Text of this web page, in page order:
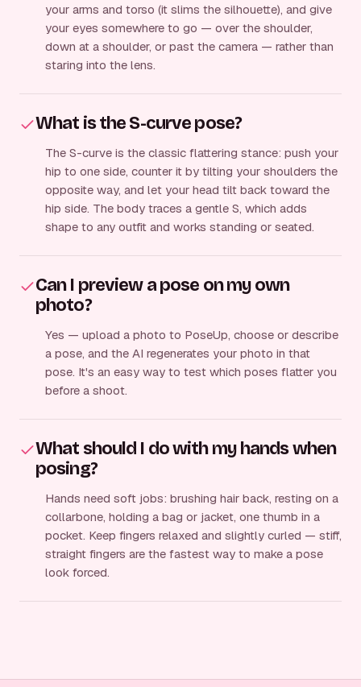
your arms and torso (it slims the silhouette), and give
your eyes somewhere to go — over the shoulder,
down at a shoulder, or past the camera — rather than
staring into the lens.
What is the S-curve pose?
The S-curve is the classic flattering stance: push your
hip to one side, counter it by tilting your shoulders the
opposite way, and let your head tilt back toward the
hip side. The body traces a gentle S, which adds
shape to any outfit and works standing or seated.
Can I preview a pose on my own
photo?
Yes — upload a photo to PoseUp, choose or describe
a pose, and the AI regenerates your photo in that
pose. It's an easy way to test which poses flatter you
before a shoot.
What should I do with my hands when
posing?
Hands need soft jobs: brushing hair back, resting on a
collarbone, holding a bag or jacket, one thumb in a
pocket. Keep fingers relaxed and slightly curled — stiff,
straight fingers are the fastest way to make a pose
look forced.